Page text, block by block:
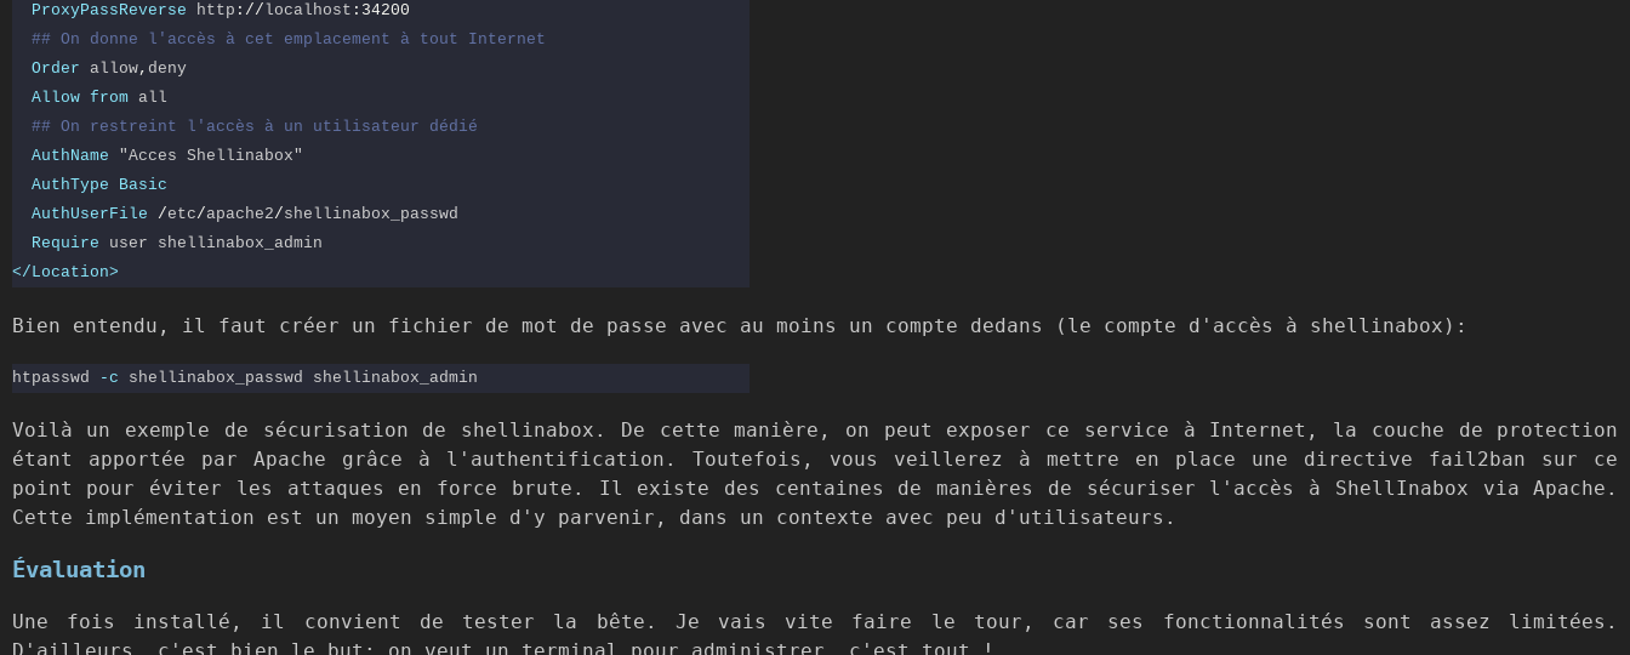
ProxyPassReverse http ://localhost : 34200
## On donne l'accès à cet emplacement à tout Internet
Order allow, deny
Allow
from all
## On restreint l'accès à un utilisateur dédié
AuthName
"Acces Shellinabox"
AuthType
Basic
AuthUserFile
/etc/apache2/shellinabox_passwd
Require
</Location>
Bien entendu, il faut créer un fichier de mot de passe avec au moins un compte dedans (le compte d'accès à shellinabox):
htpasswd -c
Voilà un exemple de sécurisation de shellinabox. De cette manière, on peut exposer ce service à Internet, la couche de protection
étant apportée par Apache grâce à l'authentification. Toutefois, vous veillerez à mettre en place une directive fail2ban sur ce
point pour éviter les attaques en force brute. Il existe des centaines de manières de sécuriser l'accès à ShellInabox via Apache.
Cette implémentation est un moyen simple d'y parvenir, dans un contexte avec peu d'utilisateurs.
Évaluation
Une fois installé, il convient de tester la bête. Je vais vite faire le tour, car ses fonctionnalités sont assez limitées.